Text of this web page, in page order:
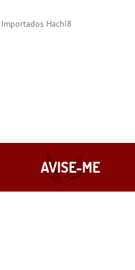
Importados Hachi8
AVISE-ME